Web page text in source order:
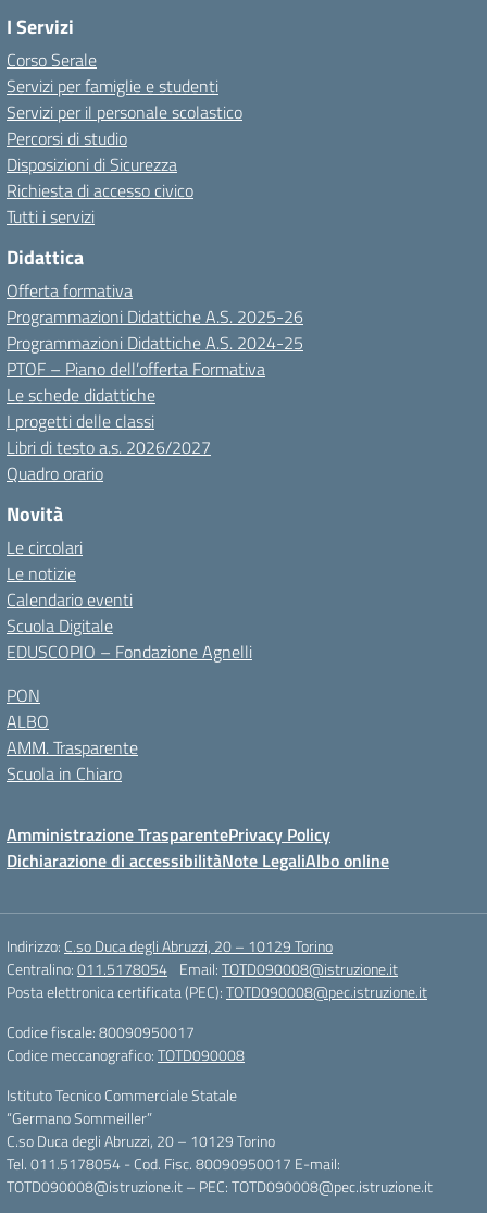
I Servizi
Corso Serale
Servizi per famiglie e studenti
Servizi per il personale scolastico
Percorsi di studio
Disposizioni di Sicurezza
Richiesta di accesso civico
Tutti i servizi
Didattica
Offerta formativa
Programmazioni Didattiche A.S. 2025-26
Programmazioni Didattiche A.S. 2024-25
PTOF – Piano dell’offerta Formativa
Le schede didattiche
I progetti delle classi
Libri di testo a.s. 2026/2027
Quadro orario
Novità
Le circolari
Le notizie
Calendario eventi
Scuola Digitale
EDUSCOPIO – Fondazione Agnelli
PON
ALBO
AMM. Trasparente
Scuola in Chiaro
Amministrazione TrasparentePrivacy Policy
Dichiarazione di accessibilitàNote LegaliAlbo online
Indirizzo: C.so Duca degli Abruzzi, 20 – 10129 Torino
Centralino:011.5178054 Email:TOTD090008@istruzione.it
Posta elettronica certificata (PEC):TOTD090008@pec.istruzione.it
Codice fiscale: 80090950017
Codice meccanografico:TOTD090008
Istituto Tecnico Commerciale Statale
“Germano Sommeiller”
C.so Duca degli Abruzzi, 20 – 10129 Torino
Tel. 011.5178054 - Cod. Fisc. 80090950017 E-mail:
TOTD090008@istruzione.it – PEC: TOTD090008@pec.istruzione.it